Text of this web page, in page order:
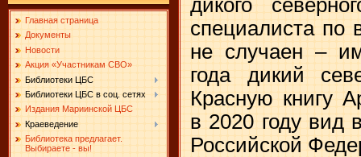
Главная страница
Документы
Новости
Акция «Участникам СВО»
Библиотеки ЦБС
Библиотеки ЦБС в соц. сетях
Издания Мариинской ЦБС
Краеведение
Библиотека предлагает.
Выбираете - вы!
дикого
специалиста
не случаен –
года дикий
Красную книгу
в 2020 году вид
Российской